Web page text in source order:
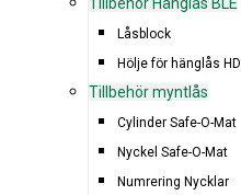
Låsblock
Hölje för hänglås HD
Tillbehör myntlås
Cylinder Safe-O-Mat
Nyckel Safe-O-Mat
Numrering Nycklar